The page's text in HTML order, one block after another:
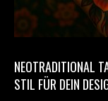
NEOTRADITIONAL
STIL FÜR DEIN